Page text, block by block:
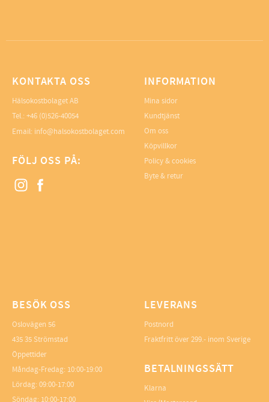
KONTAKTA OSS
Hälsokostbolaget AB
Tel.: +46 (0)526-40054
Email: info@halsokostbolaget.com
FÖLJ OSS PÅ:
INFORMATION
Mina sidor
Kundtjänst
Om oss
Köpvillkor
Policy & cookies
Byte & retur
BESÖK OSS
Oslovägen 56
435 35 Strömstad
Öppettider
Måndag-Fredag: 10:00-19:00
Lördag: 09:00-17:00
Söndag: 10:00-17:00
LEVERANS
Postnord
Fraktfritt över 299.- inom Sverige
BETALNINGSSÄTT
Klarna